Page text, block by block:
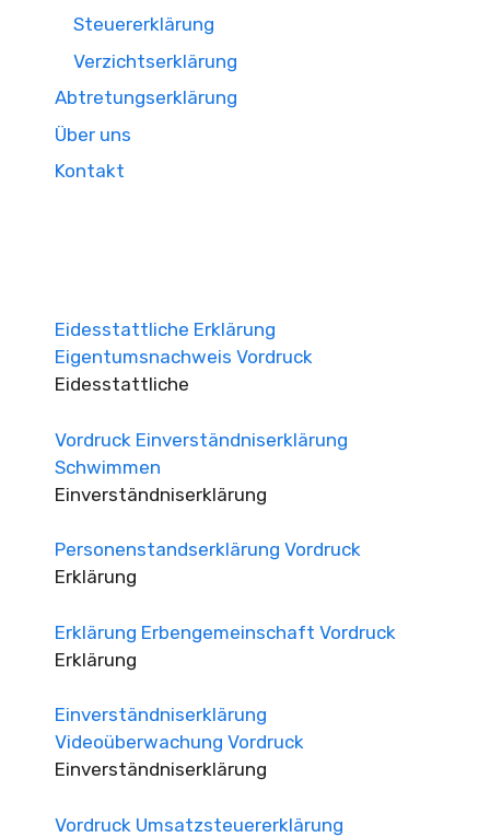
Steuererklärung
Verzichtserklärung
Abtretungserklärung
Über uns
Kontakt
Eidesstattliche Erklärung
Eigentumsnachweis Vordruck
Eidesstattliche
Vordruck Einverständniserklärung
Schwimmen
Einverständniserklärung
Personenstandserklärung Vordruck
Erklärung
Erklärung Erbengemeinschaft Vordruck
Erklärung
Einverständniserklärung
Videoüberwachung Vordruck
Einverständniserklärung
Vordruck Umsatzsteuererklärung